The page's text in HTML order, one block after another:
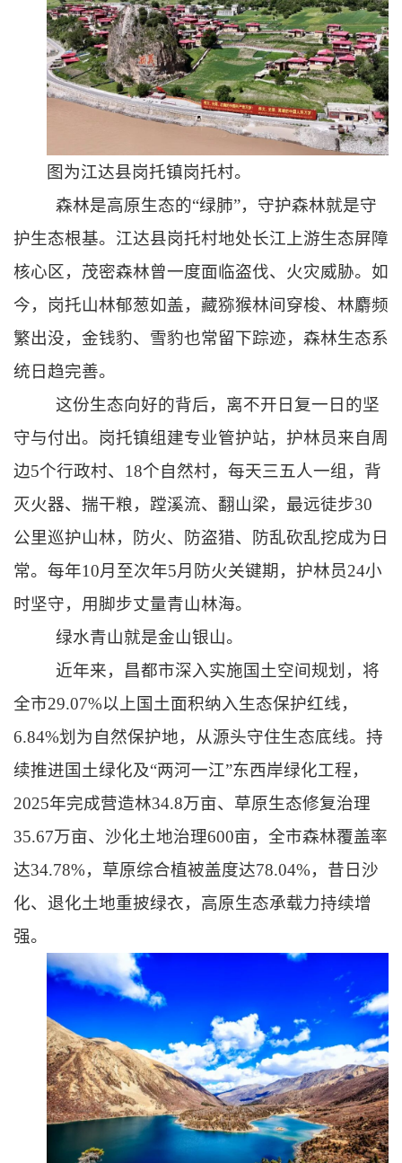
图为江达县岗托镇岗托村。
森林是高原生态的“绿肺”，守护森林就是守
护生态根基。江达县岗托村地处长江上游生态屏障
核心区，茂密森林曾一度面临盗伐、火灾威胁。如
今，岗托山林郁葱如盖，藏猕猴林间穿梭、 林麝频
繁出没，金钱豹、雪豹也常留下踪迹，森林生态系
统日趋完善。
这份生态向好的背后，离不开日复一日的坚
守与付出。岗托镇组建专业管护站，护林员来自周
边5个行政村、18个自然村，每天三五人一组，背
灭火器、揣干粮，蹚溪流、翻山梁，最远徒步30
公里巡护山林，防火、防盗猎、防乱砍乱挖成为日
常。每年10月至次年5月防火关键期，护林员24小
时坚守，用脚步丈量青山林海。
绿水青山就是金山银山。
近年来，昌都市深入实施国土空间规划，将
全市29.07%以上国土面积纳入生态保护红线，
6.84%划为自然保护地，从源头守住生态底线。持
续推进国土绿化及“两河一江”东西岸绿化工程，
2025年完成营造林34.8万亩、草原生态修复治理
35.67万亩、沙化土地治理600亩，全市森林覆盖率
达34.78%，草原综合植被盖度达78.04%，昔日沙
化、退化土地重披绿衣，高原生态承载力持续增
强。